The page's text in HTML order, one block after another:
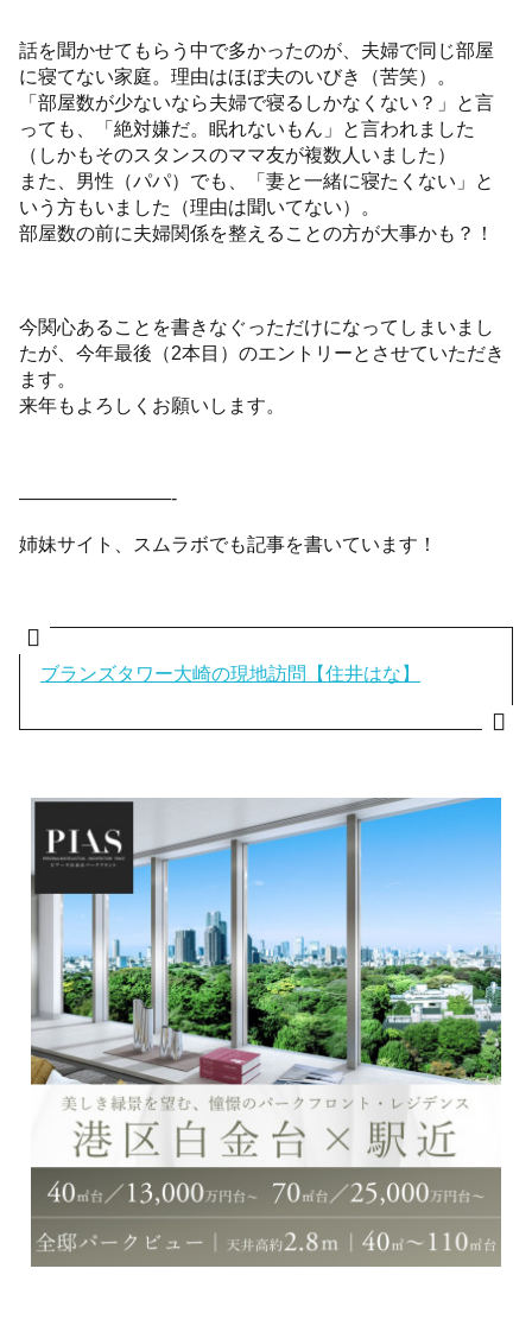
話を聞かせてもらう中で多かったのが、夫婦で同じ部屋
に寝てない家庭。理由はほぼ夫のいびき（苦笑）。
「部屋数が少ないなら夫婦で寝るしかなくない？」と言
っても、「絶対嫌だ。眠れないもん」と言われました
（しかもそのスタンスのママ友が複数人いました）
また、男性（パパ）でも、「妻と一緒に寝たくない」と
いう方もいました（理由は聞いてない）。
部屋数の前に夫婦関係を整えることの方が大事かも？！
今関心あることを書きなぐっただけになってしまいまし
たが、今年最後（2本目）のエントリーとさせていただき
ます。
来年もよろしくお願いします。
————————-
姉妹サイト、スムラボでも記事を書いています！
ブランズタワー大崎の現地訪問【住井はな】